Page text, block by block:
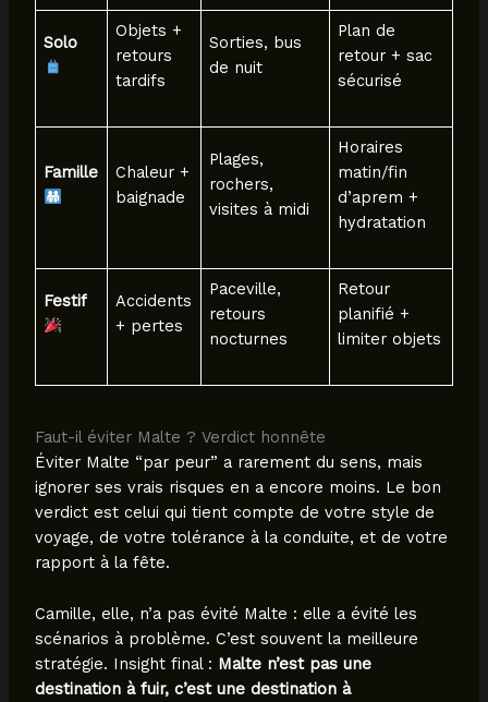
Solo
Objets +
retours
tardifs
Sorties, bus
de nuit
Plan de
retour + sac
sécurisé
Famille
Chaleur +
baignade
Plages,
rochers,
visites à midi
Horaires
matin/fin
d’aprem +
hydratation
Festif
Accidents
+ pertes
Paceville,
retours
nocturnes
Retour
planifié +
limiter objets
Faut-il éviter Malte ? Verdict honnête
Éviter Malte “par peur” a rarement du sens, mais
ignorer ses vrais risques en a encore moins. Le bon
verdict est celui qui tient compte de votre style de
voyage, de votre tolérance à la conduite, et de votre
rapport à la fête.
Camille, elle, n’a pas évité Malte : elle a évité les
scénarios à problème. C’est souvent la meilleure
stratégie. Insight final : Malte n’est pas une
destination à fuir, c’est une destination à